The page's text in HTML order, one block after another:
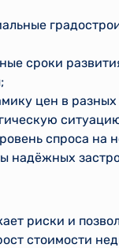
сроки
цен в
спроса на
надёжных
риски и
стоимости